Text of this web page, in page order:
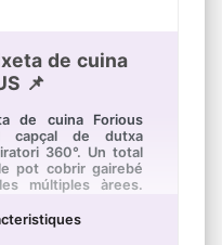
de cuina
📌
de cuina Forious
capçal de dutxa
360°. Un total
pot cobrir gairebé
múltiples àrees.
a la